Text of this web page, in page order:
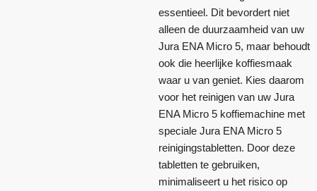
essentieel. Dit bevordert niet
alleen de duurzaamheid van uw
Jura ENA Micro 5, maar behoudt
ook die heerlijke koffiesmaak
waar u van geniet. Kies daarom
voor het reinigen van uw Jura
ENA Micro 5 koffiemachine met
speciale Jura ENA Micro 5
reinigingstabletten. Door deze
tabletten te gebruiken,
minimaliseert u het risico op